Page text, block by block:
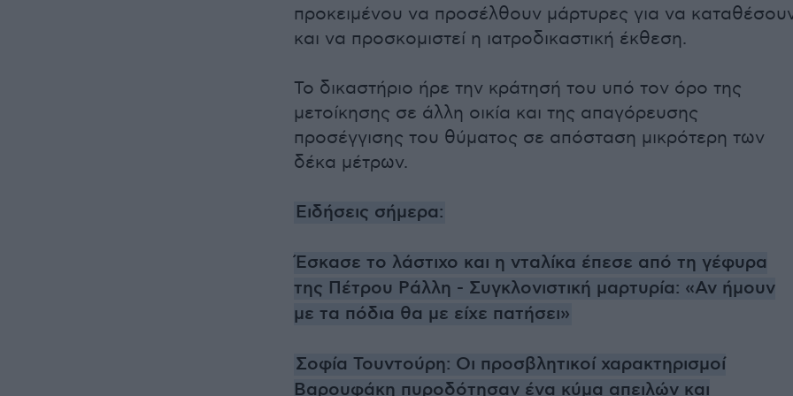
προκειμένου να προσέλθουν μάρτυρες για να
και να προσκομιστεί η ιατροδικαστική έκθεση.
Το δικαστήριο ήρε την κράτησή του υπό τον όρο της
μετοίκησης σε άλλη οικία και της απαγόρευσης
προσέγγισης του θύματος σε απόσταση μικρότερη των
δέκα μέτρων.
Ειδήσεις σήμερα:
Έσκασε το λάστιχο και η νταλίκα έπεσε από τη γέφυρα
της Πέτρου Ράλλη - Συγκλονιστική μαρτυρία: «Αν ήμουν
με τα πόδια θα με είχε πατήσει»
Σοφία Τουντούρη: Οι προσβλητικοί χαρακτηρισμοί
Βαρουφάκη πυροδότησαν ένα κύμα απειλών και